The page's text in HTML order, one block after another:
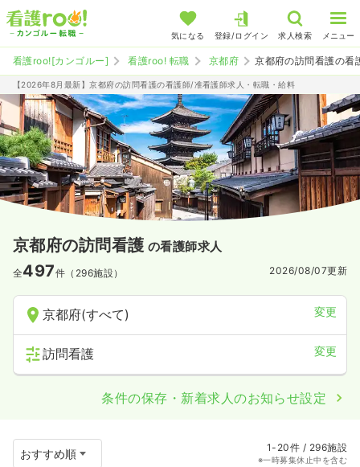
気になる 登録/ログイン 求人検索 メニュー
看護roo![カンゴルー] 看護roo! 転職 京都府 京都府の訪問看護の看
【2026年8月最新】京都府の訪問看護の看護師/准看護師求人・転職・給料
京都府の訪問看護 の看護師求人
全497件（296施設） 2026/08/07更新
京都府(すべて) 変更
訪問看護 変更
条件の保存・新着求人のお知らせ設定
1-20件 / 296施設
※一時募集休止中を含む